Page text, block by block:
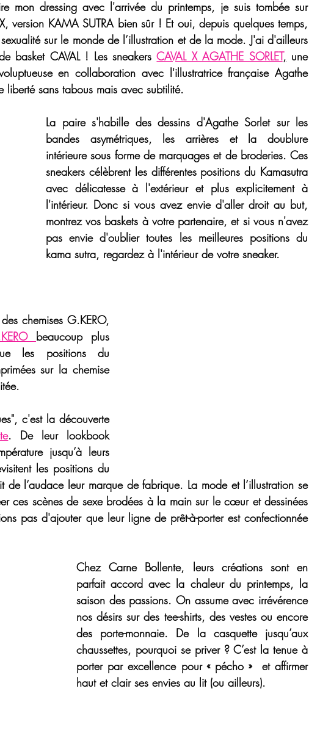
mon dressing avec l'arrivée du printemps, je suis tombée sur
version KAMA SUTRA bien sûr ! Et oui, depuis quelques temps,
sur le monde de l’illustration et de la mode. J'ai d'ailleurs
basket CAVAL ! Les sneakers CAVAL X AGATHE SORLET, une
en collaboration avec l'illustratrice française Agathe
sans tabous mais avec subtilité.
La paire s'habille des dessins d'Agathe Sorlet sur les
bandes asymétriques, les arrières et la doublure
intérieure sous forme de marquages et de broderies. Ces
sneakers célèbrent les différentes positions du Kamasutra
avec délicatesse à l'extérieur et plus explicitement à
l'intérieur. Donc si vous avez envie d'aller droit au but,
montrez vos baskets à votre partenaire, et si vous n'avez
pas envie d'oublier toutes les meilleures positions du
kama sutra, regardez à l'intérieur de votre sneaker.
chemises G.KERO,
beaucoup plus
les positions du
sur la chemise
c'est la découverte
. De leur lookbook
jusqu’à leurs
les positions du
de l’audace leur marque de fabrique. La mode et l’illustration se
ces scènes de sexe brodées à la main sur le cœur et dessinées
pas d'ajouter que leur ligne de prêt-à-porter est confectionnée
Chez Carne Bollente, leurs créations sont en
parfait accord avec la chaleur du printemps, la
saison des passions. On assume avec irrévérence
nos désirs sur des tee-shirts, des vestes ou encore
des porte-monnaie. De la casquette jusqu’aux
chaussettes, pourquoi se priver ? C’est la tenue à
porter par excellence pour « pécho »  et affirmer
haut et clair ses envies au lit (ou ailleurs).